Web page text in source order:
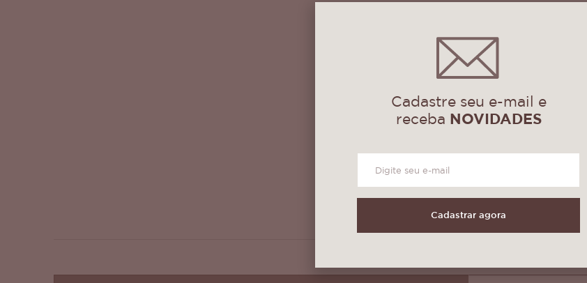
onde
ocorrer
produtos
de
molho,
Podem
da cor!
Cadastre seu e-mail e
receba NOVIDADES
Cadastrar agora